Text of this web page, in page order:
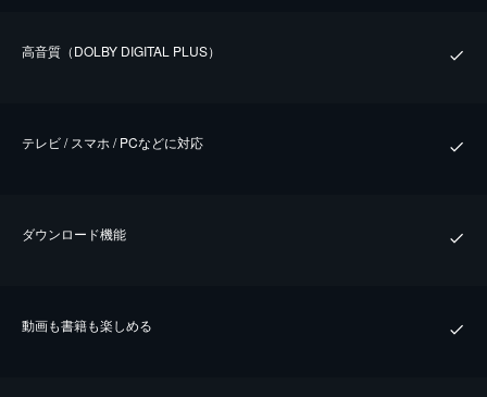
⾼⾳質（DOLBY DIGITAL PLUS）
テレビ / スマホ / PCなどに対応
ダウンロード機能
動画も書籍も楽しめる